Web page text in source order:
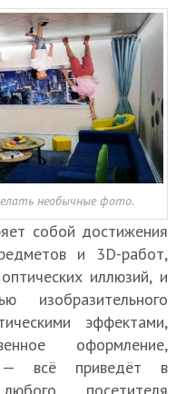
необычные фото.
собой достижения
и 3D-работ,
иллюзий, и
эффектами,
оформление,
— всё приведёт в